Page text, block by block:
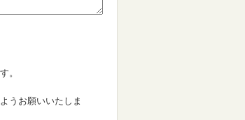
。
うお願いいたしま